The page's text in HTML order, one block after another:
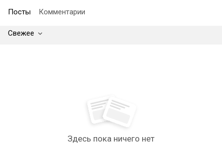
Посты Комментарии
Свежее
Здесь пока ничего нет